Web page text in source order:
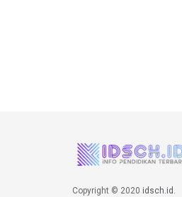
Copyright © 2020 idsch.id